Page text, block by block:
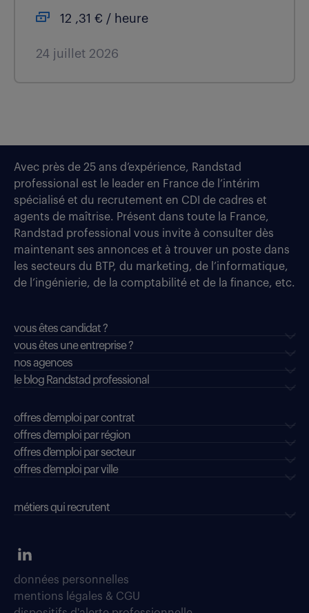
12 ,31 € / heure
24 juillet 2026
Avec près de 25 ans d’expérience, Randstad
professional est le leader en France de l’intérim
spécialisé et du recrutement en CDI de cadres et
agents de maîtrise. Présent dans toute la France,
Randstad professional vous invite à consulter dès
maintenant ses annonces et à trouver un poste dans
les secteurs du BTP, du marketing, de l’informatique,
de l’ingénierie, de la comptabilité et de la finance, etc.
vous êtes candidat ?
vous êtes une entreprise ?
nos agences
le blog Randstad professional
offres d'emploi par contrat
offres d'emploi par région
offres d'emploi par secteur
offres d’emploi par ville
métiers qui recrutent
données personnelles
mentions légales & CGU